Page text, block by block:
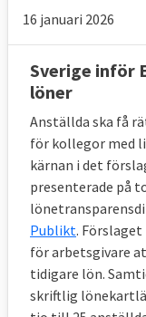
16 januari 2026
Sverige inför
löner
Anställda ska få
för kollegor med
kärnan i det
presenterade på
Publikt.
för arbetsgivare
tidigare lön.
skriftlig